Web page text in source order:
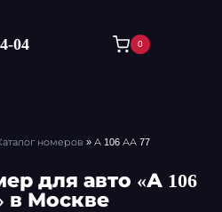
04 0
номеров » А 106 АА 77
для авто «А 106
в Москве